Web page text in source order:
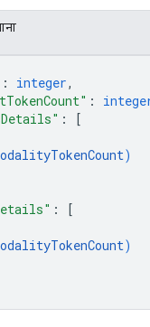
: integer,
:
:
[
)
:
[
)